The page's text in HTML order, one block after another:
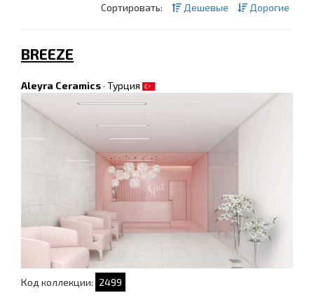
Сортировать: Дешевые Дорогие
BREEZE
Aleyra Ceramics· Турция
Код коллекции: 2499